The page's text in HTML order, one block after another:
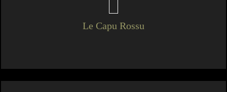
Le Capu Rossu